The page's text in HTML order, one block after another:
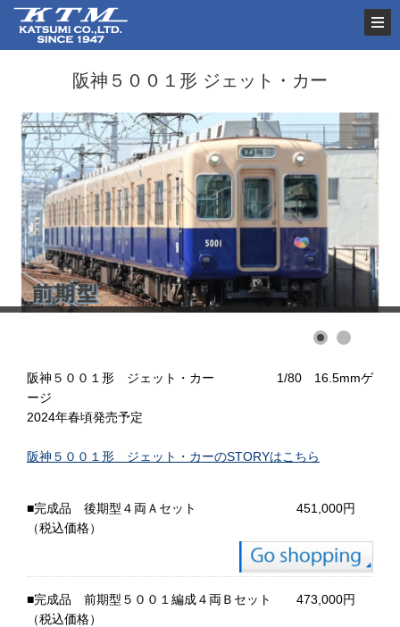
阪神５００１形 ジェット・カー
阪神５００１形 ジェット・カー 1/80 16.5mmゲ
ージ
2024年春頃発売予定
阪神５００１形 ジェット・カーのSTORYはこちら
■完成品 後期型４両Ａセット 451,000円
（税込価格）
■完成品 前期型５００１編成４両Ｂセット 473,000円
（税込価格）